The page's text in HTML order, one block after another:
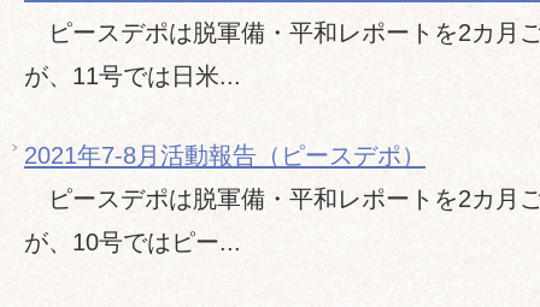
ピースデポは脱軍備・平和レポートを2カ月
が、11号では日米...
2021年7-8月活動報告（ピースデポ）
ピースデポは脱軍備・平和レポートを2カ月
が、10号ではピー...